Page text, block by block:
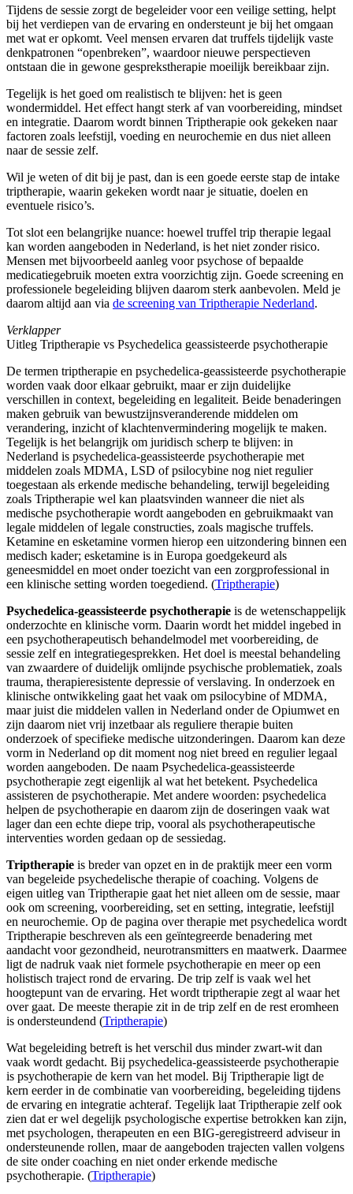
Tijdens de sessie zorgt de begeleider voor een veilige setting, helpt
bij het verdiepen van de ervaring en ondersteunt je bij het omgaan
met wat er opkomt. Veel mensen ervaren dat truffels tijdelijk vaste
denkpatronen “openbreken”, waardoor nieuwe perspectieven
ontstaan die in gewone gesprekstherapie moeilijk bereikbaar zijn.
Tegelijk is het goed om realistisch te blijven: het is geen
wondermiddel. Het effect hangt sterk af van voorbereiding, mindset
en integratie. Daarom wordt binnen Triptherapie ook gekeken naar
factoren zoals leefstijl, voeding en neurochemie en dus niet alleen
naar de sessie zelf.
Wil je weten of dit bij je past, dan is een goede eerste stap de intake
triptherapie, waarin gekeken wordt naar je situatie, doelen en
eventuele risico’s.
Tot slot een belangrijke nuance: hoewel truffel trip therapie legaal
kan worden aangeboden in Nederland, is het niet zonder risico.
Mensen met bijvoorbeeld aanleg voor psychose of bepaalde
medicatiegebruik moeten extra voorzichtig zijn. Goede screening en
professionele begeleiding blijven daarom sterk aanbevolen. Meld je
daarom altijd aan via de screening van Triptherapie Nederland.
Verklapper
Uitleg Triptherapie vs Psychedelica geassisteerde psychotherapie
De termen triptherapie en psychedelica-geassisteerde psychotherapie
worden vaak door elkaar gebruikt, maar er zijn duidelijke
verschillen in context, begeleiding en legaliteit. Beide benaderingen
maken gebruik van bewustzijnsveranderende middelen om
verandering, inzicht of klachtenvermindering mogelijk te maken.
Tegelijk is het belangrijk om juridisch scherp te blijven: in
Nederland is psychedelica-geassisteerde psychotherapie met
middelen zoals MDMA, LSD of psilocybine nog niet regulier
toegestaan als erkende medische behandeling, terwijl begeleiding
zoals Triptherapie wel kan plaatsvinden wanneer die niet als
medische psychotherapie wordt aangeboden en gebruikmaakt van
legale middelen of legale constructies, zoals magische truffels.
Ketamine en esketamine vormen hierop een uitzondering binnen een
medisch kader; esketamine is in Europa goedgekeurd als
geneesmiddel en moet onder toezicht van een zorgprofessional in
een klinische setting worden toegediend. (Triptherapie)
Psychedelica-geassisteerde psychotherapie is de wetenschappelijk
onderzochte en klinische vorm. Daarin wordt het middel ingebed in
een psychotherapeutisch behandelmodel met voorbereiding, de
sessie zelf en integratiegesprekken. Het doel is meestal behandeling
van zwaardere of duidelijk omlijnde psychische problematiek, zoals
trauma, therapieresistente depressie of verslaving. In onderzoek en
klinische ontwikkeling gaat het vaak om psilocybine of MDMA,
maar juist die middelen vallen in Nederland onder de Opiumwet en
zijn daarom niet vrij inzetbaar als reguliere therapie buiten
onderzoek of specifieke medische uitzonderingen. Daarom kan deze
vorm in Nederland op dit moment nog niet breed en regulier legaal
worden aangeboden. De naam Psychedelica-geassisteerde
psychotherapie zegt eigenlijk al wat het betekent. Psychedelica
assisteren de psychotherapie. Met andere woorden: psychedelica
helpen de psychotherapie en daarom zijn de doseringen vaak wat
lager dan een echte diepe trip, vooral als psychotherapeutische
interventies worden gedaan op de sessiedag.
Triptherapie is breder van opzet en in de praktijk meer een vorm
van begeleide psychedelische therapie of coaching. Volgens de
eigen uitleg van Triptherapie gaat het niet alleen om de sessie, maar
ook om screening, voorbereiding, set en setting, integratie, leefstijl
en neurochemie. Op de pagina over therapie met psychedelica wordt
Triptherapie beschreven als een geïntegreerde benadering met
aandacht voor gezondheid, neurotransmitters en maatwerk. Daarmee
ligt de nadruk vaak niet formele psychotherapie en meer op een
holistisch traject rond de ervaring. De trip zelf is vaak wel het
hoogtepunt van de ervaring. Het wordt triptherapie zegt al waar het
over gaat. De meeste therapie zit in de trip zelf en de rest eromheen
is ondersteundend (Triptherapie)
Wat begeleiding betreft is het verschil dus minder zwart-wit dan
vaak wordt gedacht. Bij psychedelica-geassisteerde psychotherapie
is psychotherapie de kern van het model. Bij Triptherapie ligt de
kern eerder in de combinatie van voorbereiding, begeleiding tijdens
de ervaring en integratie achteraf. Tegelijk laat Triptherapie zelf ook
zien dat er wel degelijk psychologische expertise betrokken kan zijn,
met psychologen, therapeuten en een BIG-geregistreerd adviseur in
ondersteunende rollen, maar de aangeboden trajecten vallen volgens
de site onder coaching en niet onder erkende medische
psychotherapie. (Triptherapie)